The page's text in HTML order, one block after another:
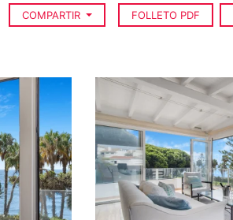
COMPARTIR FOLLETO PDF